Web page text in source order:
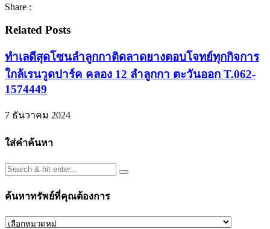
Share :
Related Posts
ทำเลดีสุดโซนลำลูกกาติดลาดยางตอบโจทย์ทุกกิจการ
ใกล้เรนวูดปาร์ค คลอง 12 ลำลูกกา ตะวันออก T.062-
1574449
7 ธันวาคม 2024
ใส่คำค้นหา
ค้นหาทรัพย์ที่คุณต้องการ
ค้นหา